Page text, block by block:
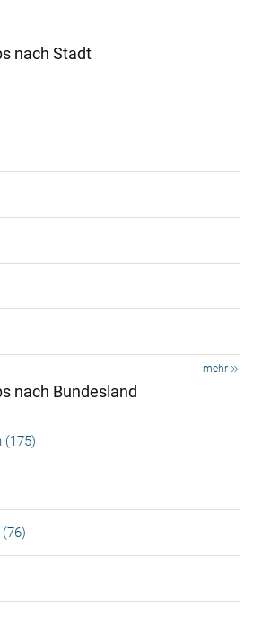
nach Stadt
mehr
nach Bundesland
(175)